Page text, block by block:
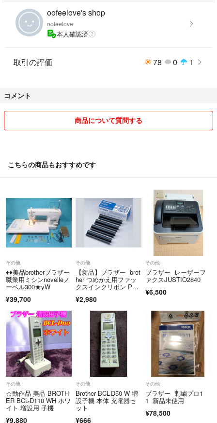
oofeelove's shop
oofeelove
本人確認済
取引の評価 78 0 1
コメント
商品について質問する
こちらの商品もおすすめです
その他
♦️♦️美品brotherブラザー
職業用ミシンnovelleノ
ーベル300★yW
¥39,700
その他
【新品】ブラザー brot
her つめかえ用ファッ
クスインクリボン PC-
め替えリボン4個入り
¥2,980
その他
ブラザー レーザーフ
ァクスJUSTIO2840
¥6,500
その他
☆動作品 美品 BROTH
ER BCL-D110 WH ホワ
イト 増設用 子機
¥9,880
その他
Brother BCL-D50 W 増
設子機 本体 充電器セ
ット
¥666
その他
ブラザー 刺繍プロ1
1 新品未使用
¥78,500